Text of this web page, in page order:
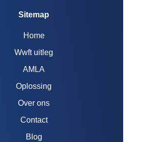
Sitemap
Home
Wwft uitleg
AMLA
Oplossing
Over ons
Contact
Blog